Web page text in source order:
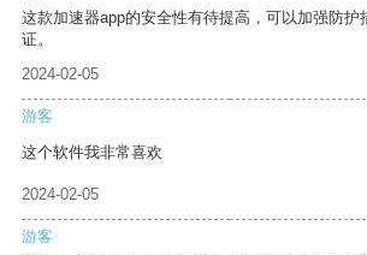
这款加速器app的安全性有待提高，可以加强防护
证。
2024-02-05
游客
这个软件我非常喜欢
2024-02-05
游客